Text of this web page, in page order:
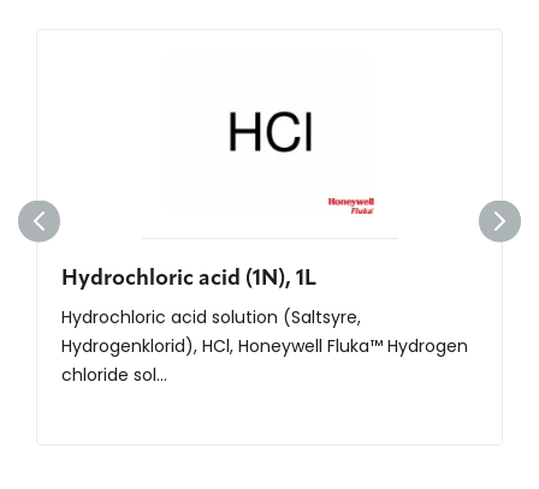
Hydrochloric acid (1N), 1L
Hydrochloric acid solution (Saltsyre,
Hydrogenklorid), HCl, Honeywell Fluka™ Hydrogen
chloride sol...